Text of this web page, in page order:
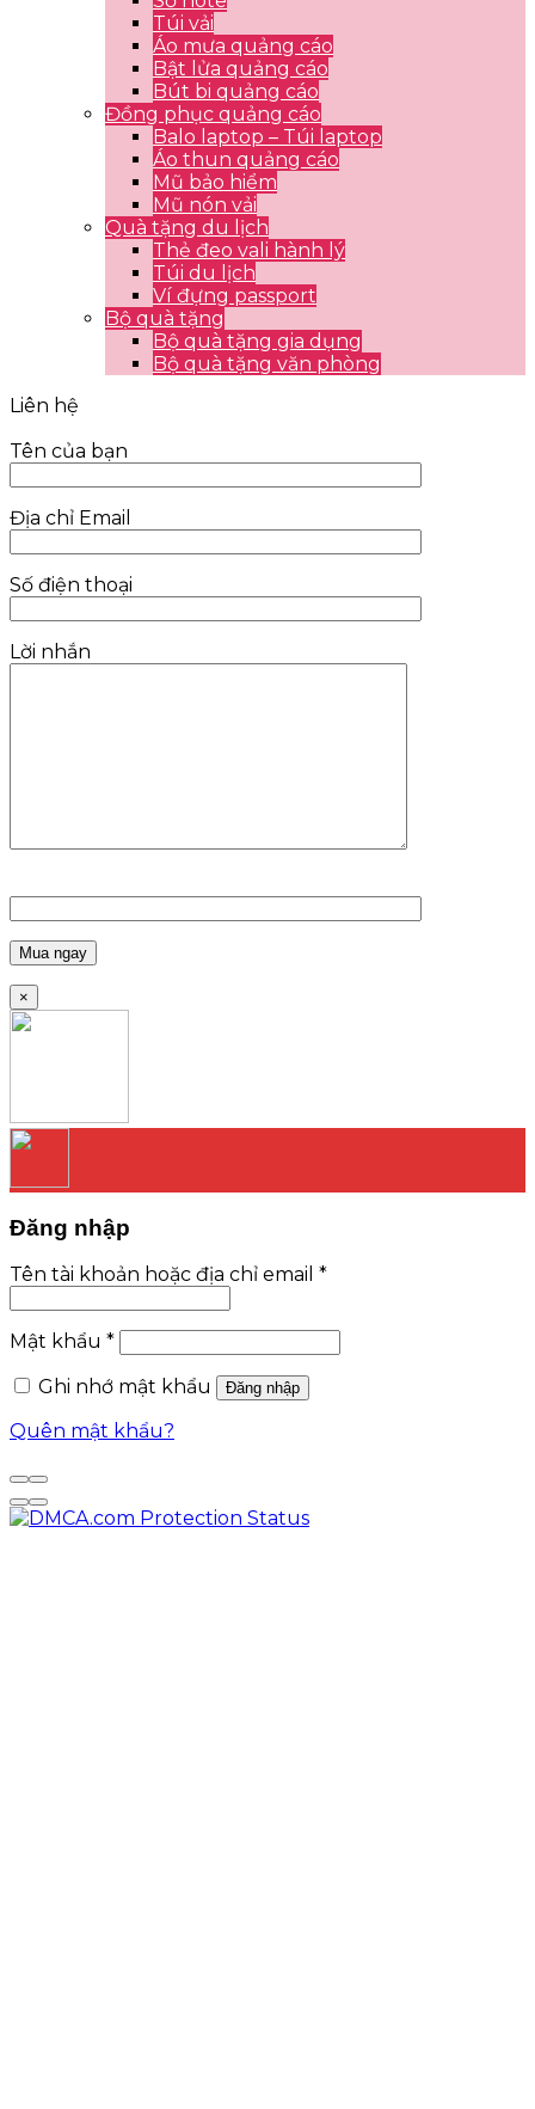
Túi vải
Áo mưa quảng cáo
Bật lửa quảng cáo
Bút bi quảng cáo
Đồng phục quảng cáo
Balo laptop – Túi laptop
Áo thun quảng cáo
Mũ bảo hiểm
Mũ nón vải
Quà tặng du lịch
Thẻ đeo vali hành lý
Túi du lịch
Ví đựng passport
Bộ quà tặng
Bộ quà tặng gia dụng
Bộ quà tặng văn phòng
Liên hệ
Tên của bạn
Địa chỉ Email
Số điện thoại
Lời nhắn
×
Đăng nhập
Tên tài khoản hoặc địa chỉ email *
Mật khẩu *
Ghi nhớ mật khẩu
Đăng nhập
Quên mật khẩu?